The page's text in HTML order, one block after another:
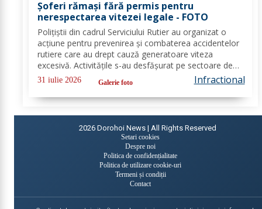
Șoferi rămași fără permis pentru
nerespectarea vitezei legale - FOTO
Polițiștii din cadrul Serviciului Rutier au organizat o
acțiune pentru prevenirea și combaterea accidentelor
rutiere care au drept cauză generatoare viteza
excesivă. Activitățile s-au desfășurat pe sectoare de
drum cu risc ridicat de producere a accidentelor
rutiere, respectiv, drumul european...
31 iulie 2026 Galerie foto Infractional
2026 Dorohoi News | All Rights Reserved
Setari cookies
Despre noi
Politica de confidențialitate
Politica de utilizare cookie-uri
Termeni și condiții
Contact